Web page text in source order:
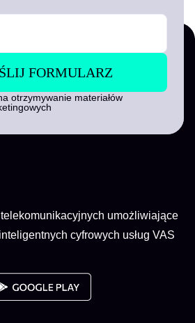
otrzymywanie materiałów
umożliwiające
cyfrowych usług VAS